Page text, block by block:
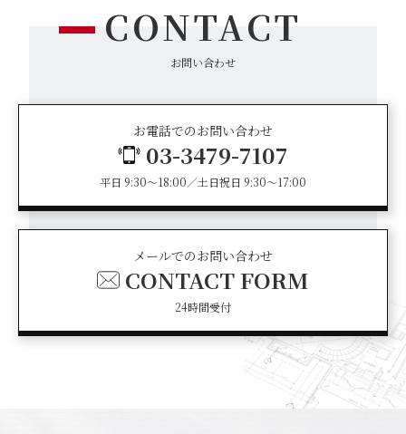
CONTACT
お問い合わせ
お電話でのお問い合わせ
03-3479-7107
平日 9:30～18:00／土日祝日 9:30～17:00
メールでのお問い合わせ
CONTACT FORM
24時間受付